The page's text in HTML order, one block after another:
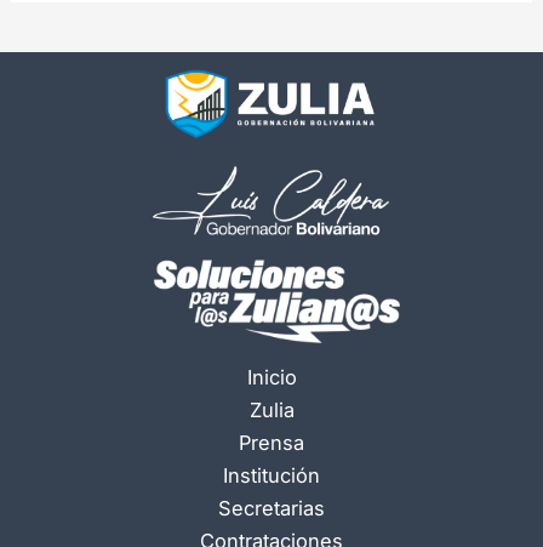
Inicio
Zulia
Prensa
Institución
Secretarias
Contrataciones